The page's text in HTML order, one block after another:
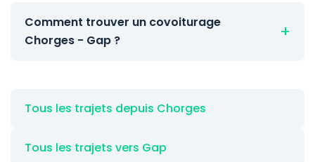
Comment trouver un covoiturage
Chorges - Gap ?
Tous les trajets depuis Chorges
Tous les trajets vers Gap